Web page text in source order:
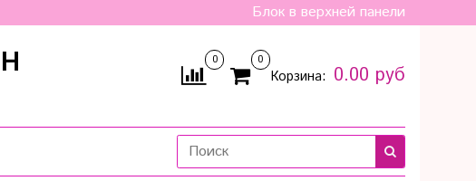
Блок в верхней панели
0 0
Корзина: 0.00 руб